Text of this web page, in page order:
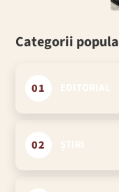
Categorii
01
02